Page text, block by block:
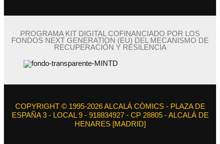
PROGRAMA KIT DIGITAL COFINANCIADO POR LOS
FONDOS NEXT GENERATION (EU) DEL MECANISMO DE
RECUPERACIÓN Y RESILENCIA
COPYRIGHT © 1995-2026 ALCALÁ CÓMICS - PLAZA DE
ESPAÑA 3 - LOCAL 9 - 918834927 - CP 28805 - ALCALÁ DE
HENARES [MADRID]